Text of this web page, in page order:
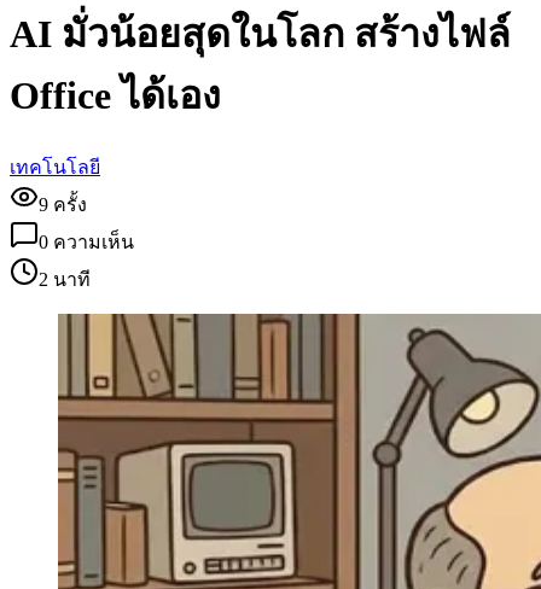
AI มั่วน้อยสุดในโลก สร้างไฟล์
Office ได้เอง
เทคโนโลยี
9 ครั้ง
0 ความเห็น
2 นาที